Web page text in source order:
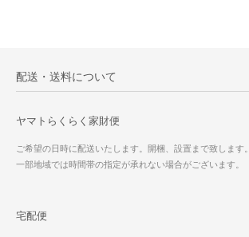
配送・送料について
ヤマトらくらく家財便
ご希望の日時に配送いたします。開梱、設置まで致します。
一部地域では時間帯の指定が承れない場合がございます。
宅配便